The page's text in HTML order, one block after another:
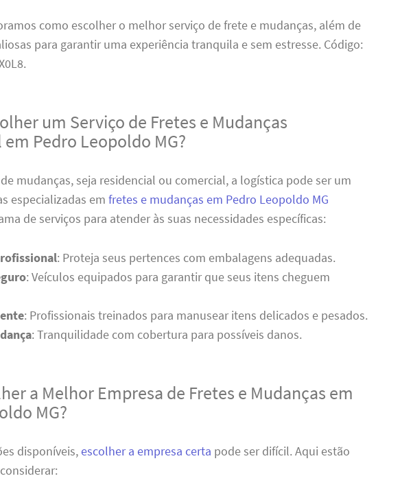
como escolher o melhor serviço de frete e mudanças, além de
para garantir uma experiência tranquila e sem estresse. Código:
um Serviço de Fretes e Mudanças
Pedro Leopoldo MG?
mudanças, seja residencial ou comercial, a logística pode ser um
especializadas emfretes e mudanças em Pedro Leopoldo MG
de serviços para atender às suas necessidades específicas:
: Proteja seus pertences com embalagens adequadas.
: Veículos equipados para garantir que seus itens cheguem
: Profissionais treinados para manusear itens delicados e pesados.
: Tranquilidade com cobertura para possíveis danos.
a Melhor Empresa de Fretes e Mudanças em
MG?
disponíveis,escolher a empresa certa pode ser difícil. Aqui estão